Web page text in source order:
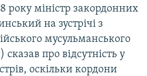
року міністр закордонних
на зустрічі з
мусульманського
про відсутність у
оскільки кордони